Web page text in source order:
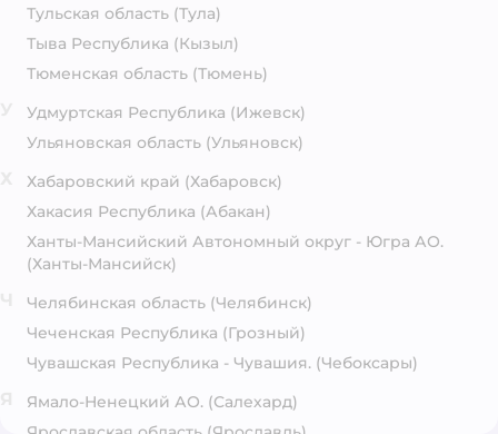
Тульская область (Тула)
Тыва Республика (Кызыл)
Тюменская область (Тюмень)
Удмуртская Республика (Ижевск)
Ульяновская область (Ульяновск)
Хабаровский край (Хабаровск)
Хакасия Республика (Абакан)
Ханты-Мансийский Автономный округ - Югра АО.
(Ханты-Мансийск)
Челябинская область (Челябинск)
Чеченская Республика (Грозный)
Чувашская Республика - Чувашия. (Чебоксары)
Ямало-Ненецкий АО. (Салехард)